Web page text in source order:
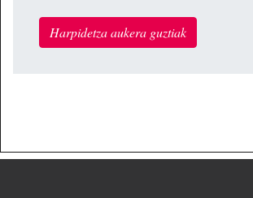
Harpidetza aukera guztiak